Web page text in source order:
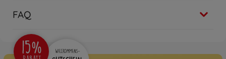
FAQ